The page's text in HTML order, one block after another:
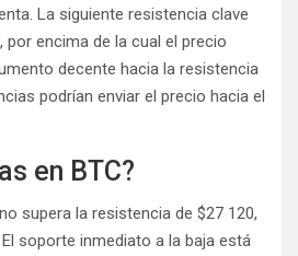
La siguiente resistencia clave
por encima de la cual el precio
decente hacia la resistencia
podrían enviar el precio hacia el
en BTC?
supera la resistencia de $27 120,
soporte inmediato a la baja está